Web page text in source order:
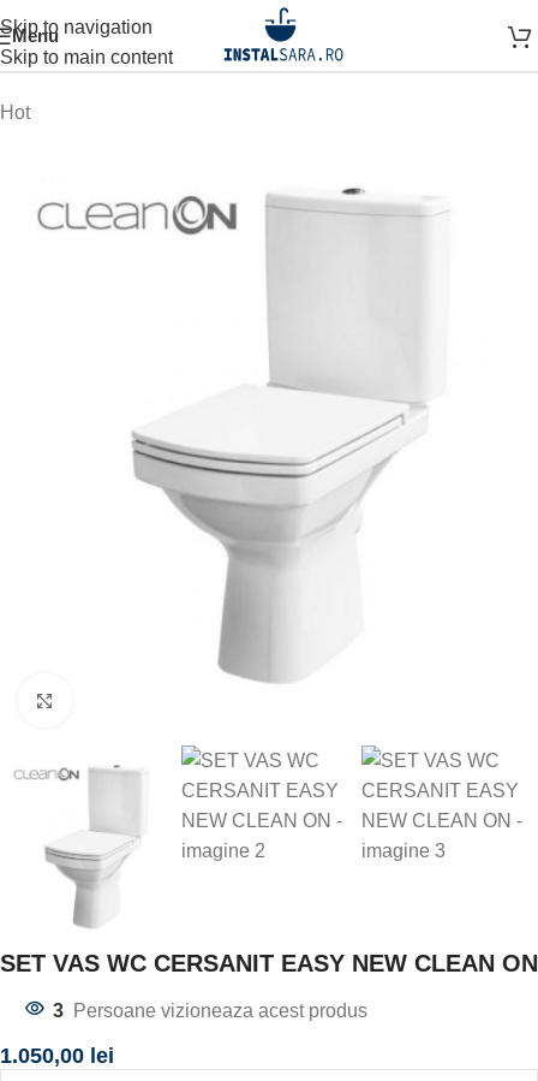
Skip to navigation
Skip to main content
Menu
Prima pagină OBIECTE SANITARE VAS WC
Hot
SET VAS WC CERSANIT EASY NEW CLEAN ON
3 Persoane vizioneaza acest produs
1.050,00 lei